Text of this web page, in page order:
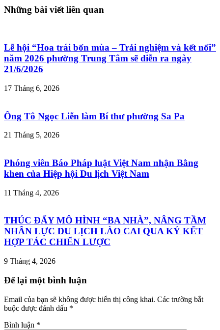
Những bài viết liên quan
Lễ hội “Hoa trái bốn mùa – Trải nghiệm và kết nối”
năm 2026 phường Trung Tâm sẽ diễn ra ngày
21/6/2026
17 Tháng 6, 2026
Ông Tô Ngọc Liễn làm Bí thư phường Sa Pa
21 Tháng 5, 2026
Phóng viên Báo Pháp luật Việt Nam nhận Bằng
khen của Hiệp hội Du lịch Việt Nam
11 Tháng 4, 2026
THÚC ĐẨY MÔ HÌNH “BA NHÀ”, NÂNG TẦM
NHÂN LỰC DU LỊCH LÀO CAI QUA KÝ KẾT
HỢP TÁC CHIẾN LƯỢC
9 Tháng 4, 2026
Để lại một bình luận
Email của bạn sẽ không được hiển thị công khai. Các trường bắt
buộc được đánh dấu *
Bình luận *